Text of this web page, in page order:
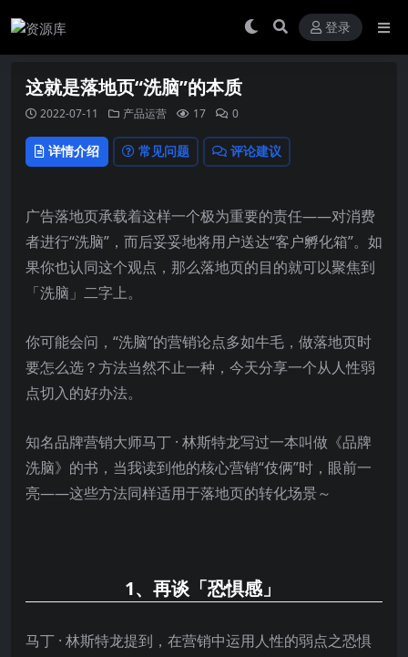
登录
这就是落地页“洗脑”的本质
2022-07-11 产品运营 17 0
详情介绍 常见问题 评论建议
广告落地页承载着这样一个极为重要的责任——对消费
者进行“洗脑”，而后妥妥地将用户送达“客户孵化箱”。如
果你也认同这个观点，那么落地页的目的就可以聚焦到
「洗脑」二字上。
你可能会问，“洗脑”的营销论点多如牛毛，做落地页时
要怎么选？方法当然不止一种，今天分享一个从人性弱
点切入的好办法。
知名品牌营销大师马丁 · 林斯特龙写过一本叫做《品牌
洗脑》的书，当我读到他的核心营销“伎俩”时，眼前一
亮——这些方法同样适用于落地页的转化场景～
1、再谈「恐惧感」
马丁 · 林斯特龙提到，在营销中运用人性的弱点之恐惧